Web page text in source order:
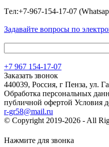
Tел:+7-967-154-17-07
Задавайте вопросы по
+7 967 154-17-07
Заказать звонок
440039, Россия, г Пенза, ул.
Обработка персональных
публичной офертой Условия
r-gr58@mail.ru
© Copyright 2019-2026 - All
Нажмите для звонка